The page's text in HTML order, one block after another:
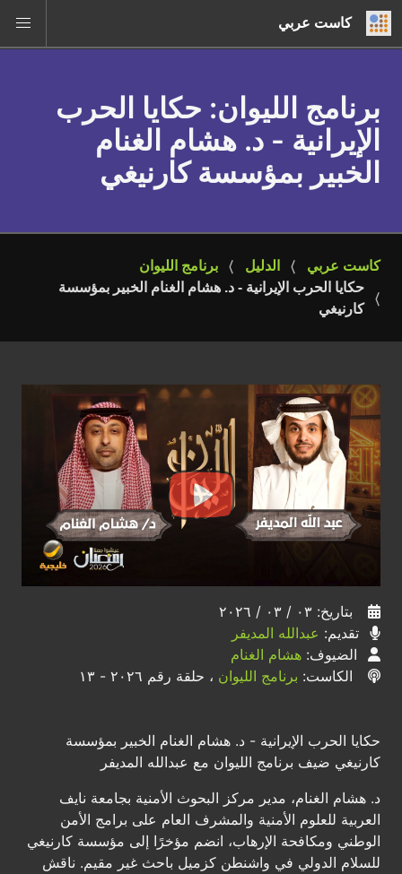
كاست عربي
برنامج الليوان: حكايا الحرب
الإيرانية - د. هشام الغنام
الخبير بمؤسسة كارنيغي
كاست عربي الدليل
برنامج الليوان
حكايا الحرب الإيرانية - د. هشام الغنام الخبير بمؤسسة
كارنيغي
بتاريخ: ٠٣ / ٠٣ / ٢٠٢٦
تقديم: عبدالله المديفر
الضيوف: هشام الغنام
الكاست: برنامج الليوان ، حلقة رقم ٢٠٢٦ - ١٣
حكايا الحرب الإيرانية - د. هشام الغنام الخبير بمؤسسة
كارنيغي ضيف برنامج الليوان مع عبدالله المديفر
د. هشام الغنام، ​مدير مركز البحوث الأمنية بجامعة نايف
العربية للعلوم الأمنية والمشرف العام على برامج الأمن
الوطني ومكافحة الإرهاب، انضم مؤخرًا إلى مؤسسة كارنيغي
للسلام الدولي في واشنطن كزميل باحث غير مقيم. ناقش